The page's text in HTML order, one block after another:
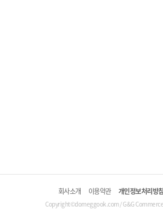
회사소개 이용약관 개인정보처리방침
Copyright©domeggook.com / G&G